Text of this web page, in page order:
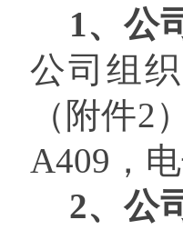
1、公
公司组
（ 附件2
A409，
2、公